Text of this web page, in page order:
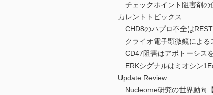
チェックポイント阻害剤の
カレントトピックス
CHD8のハプロ不全は
クライオ電子顕微鏡による
CD47阻害はアポトーシス
ERKシグナルはミオシン
Update Review
Nucleome研究の世界動向